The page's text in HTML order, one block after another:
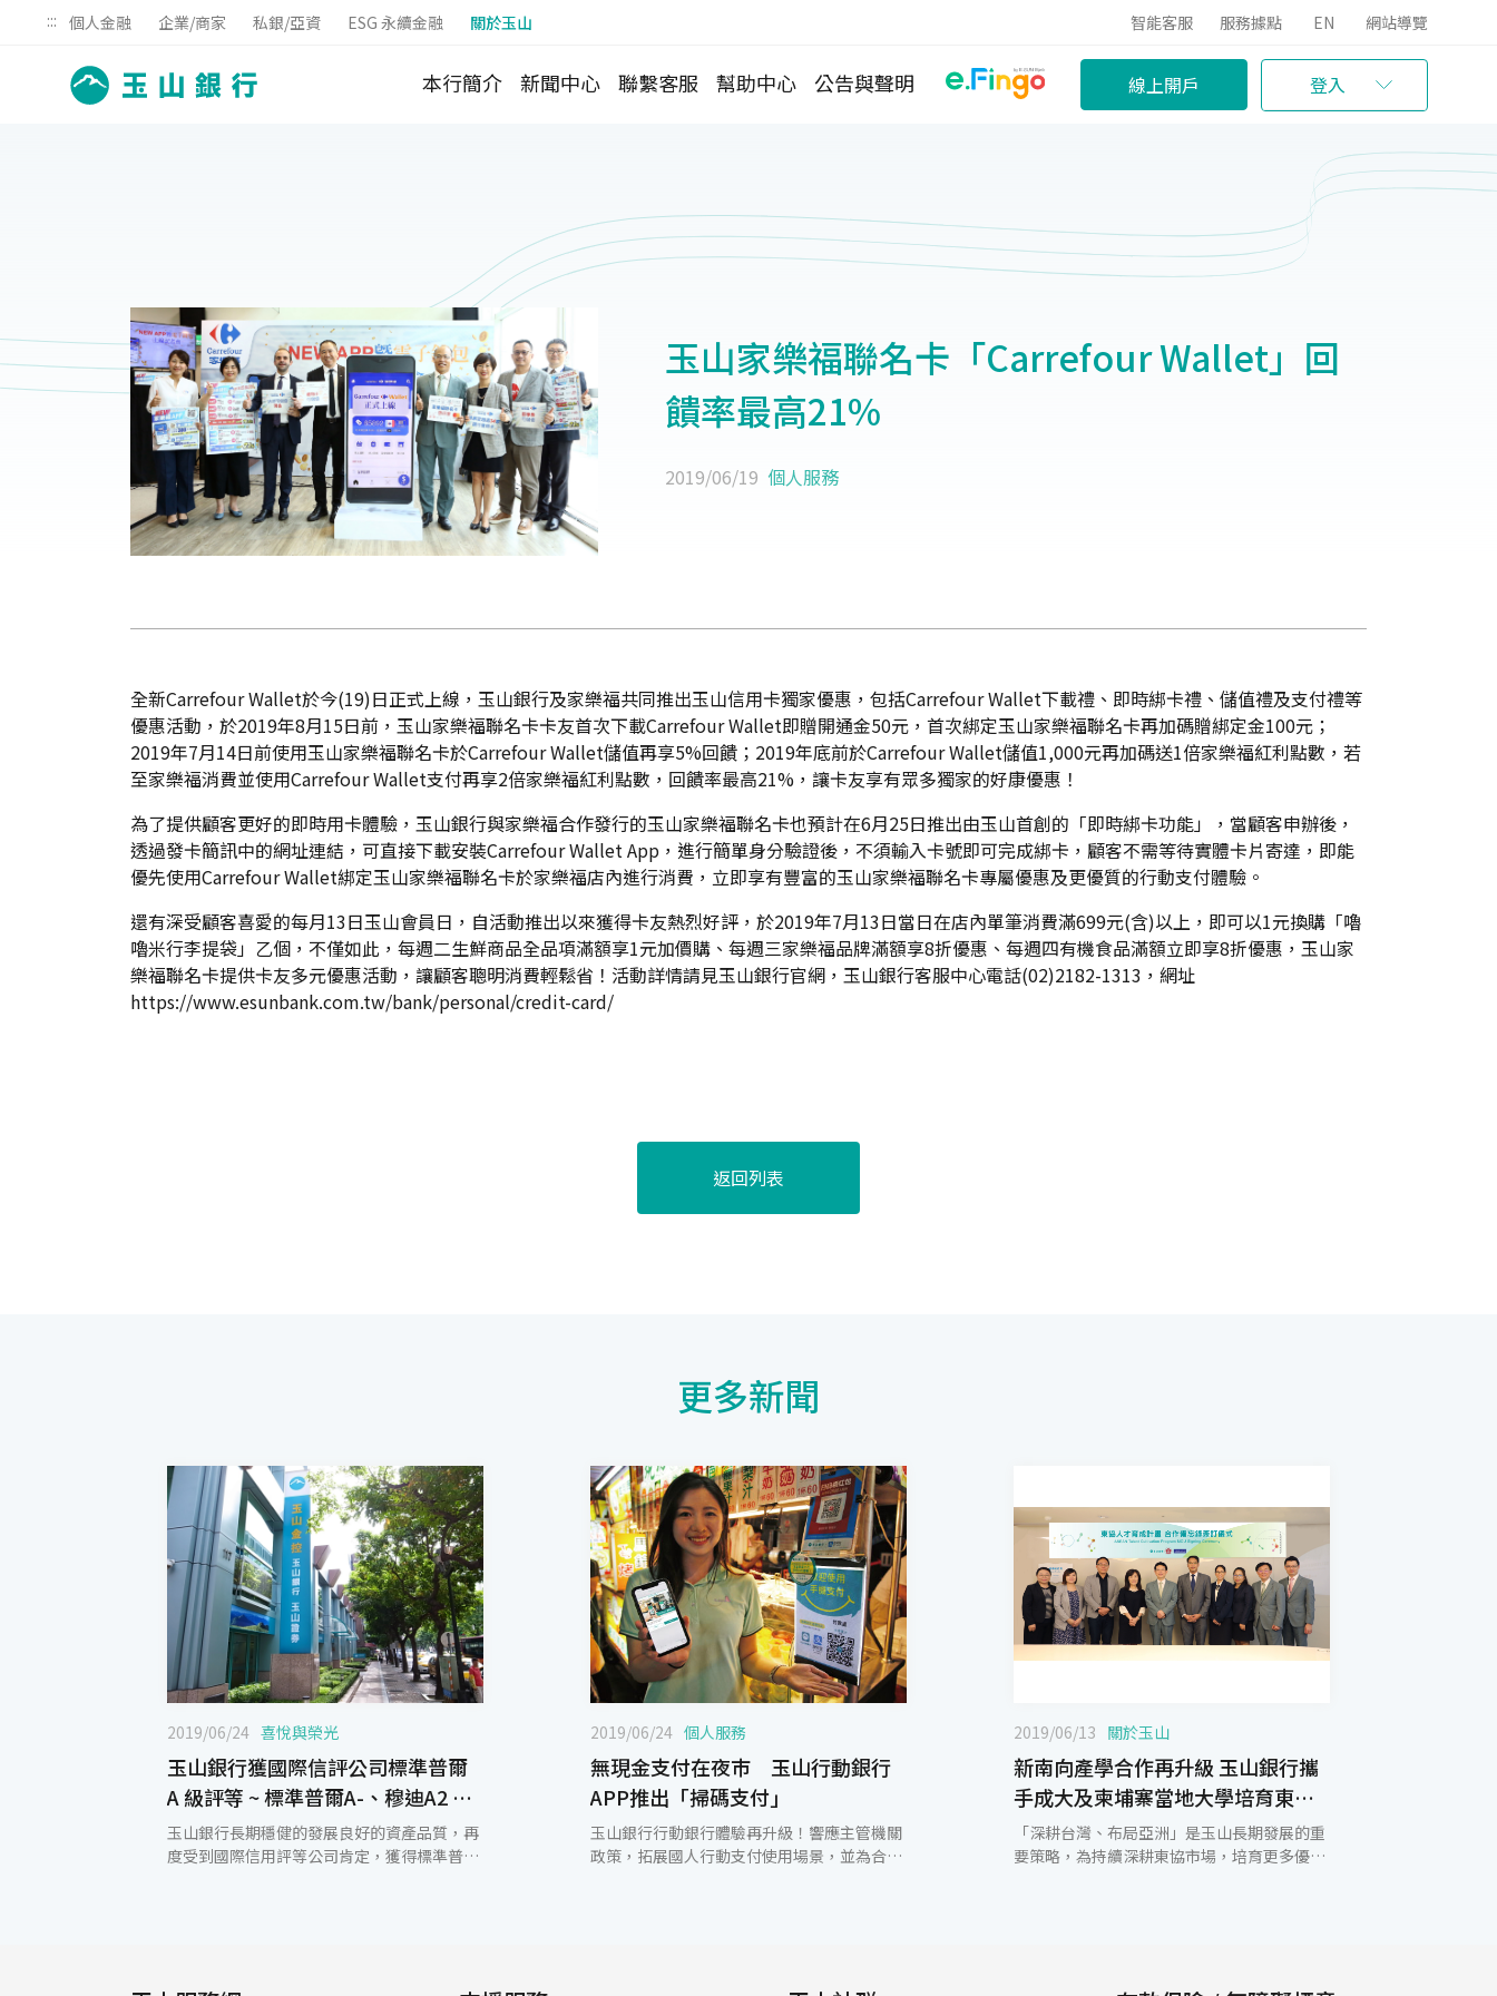
::: 個人金融 企業/商家 私銀/亞資 ESG 永續金融 關於玉山 智能客服 服務據點 EN 網站導覽
本行簡介 新聞中心 聯繫客服 幫助中心 公告與聲明 線上開戶 登入
玉山家樂福聯名卡「Carrefour Wallet」回
饋率最高21%
2019/06/19 個人服務
全新Carrefour Wallet於今(19)日正式上線，玉山銀行及家樂福共同推出玉山信用卡獨家優惠，包括Carrefour Wallet下載禮、即時綁卡禮、儲值禮及支付禮等
優惠活動，於2019年8月15日前，玉山家樂福聯名卡卡友首次下載Carrefour Wallet即贈開通金50元，首次綁定玉山家樂福聯名卡再加碼贈綁定金100元；
2019年7月14日前使用玉山家樂福聯名卡於Carrefour Wallet儲值再享5%回饋；2019年底前於Carrefour Wallet儲值1,000元再加碼送1倍家樂福紅利點數，若
至家樂福消費並使用Carrefour Wallet支付再享2倍家樂福紅利點數，回饋率最高21%，讓卡友享有眾多獨家的好康優惠！
為了提供顧客更好的即時用卡體驗，玉山銀行與家樂福合作發行的玉山家樂福聯名卡也預計在6月25日推出由玉山首創的「即時綁卡功能」，當顧客申辦後，
透過發卡簡訊中的網址連結，可直接下載安裝Carrefour Wallet App，進行簡單身分驗證後，不須輸入卡號即可完成綁卡，顧客不需等待實體卡片寄達，即能
優先使用Carrefour Wallet綁定玉山家樂福聯名卡於家樂福店內進行消費，立即享有豐富的玉山家樂福聯名卡專屬優惠及更優質的行動支付體驗。
還有深受顧客喜愛的每月13日玉山會員日，自活動推出以來獲得卡友熱烈好評，於2019年7月13日當日在店內單筆消費滿699元(含)以上，即可以1元換購「嚕
嚕米行李提袋」乙個，不僅如此，每週二生鮮商品全品項滿額享1元加價購、每週三家樂福品牌滿額享8折優惠、每週四有機食品滿額立即享8折優惠，玉山家
樂福聯名卡提供卡友多元優惠活動，讓顧客聰明消費輕鬆省！活動詳情請見玉山銀行官網，玉山銀行客服中心電話(02)2182-1313，網址
https://www.esunbank.com.tw/bank/personal/credit-card/
返回列表
更多新聞
2019/06/24 喜悅與榮光
玉山銀行獲國際信評公司標準普爾
A 級評等 ~ 標準普爾A-、穆迪A2 國
際信評雙重A級肯定 ~
玉山銀行長期穩健的發展良好的資產品質，再
度受到國際信用評等公司肯定，獲得標準普爾
2019/06/24 個人服務
無現金支付在夜巿 玉山行動銀行
APP推出「掃碼支付」
玉山銀行行動銀行體驗再升級！響應主管機關
政策，拓展國人行動支付使用場景，並為合作
2019/06/13 關於玉山
新南向產學合作再升級 玉山銀行攜
手成大及柬埔寨當地大學培育東協
人才
「深耕台灣、布局亞洲」是玉山長期發展的重
要策略，為持續深耕東協市場，培育更多優秀